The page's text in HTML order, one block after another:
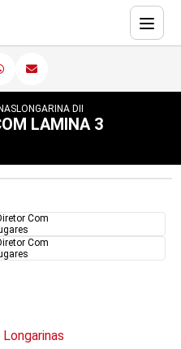
LONGARINA DIRETOR COM LAMINA
LAMINA 3
Longarinas